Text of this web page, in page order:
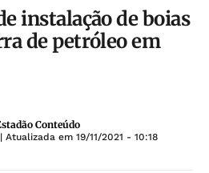
instalação de boias
de petróleo em
Conteúdo
| Atualizada em 19/11/2021 - 10:18